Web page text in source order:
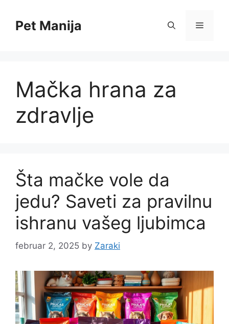
contentPet Manija Menu
Mačka hrana za
zdravlje
Šta mačke vole da
jedu? Saveti za pravilnu
ishranu vašeg ljubimca
februar 2, 2025 by Zaraki